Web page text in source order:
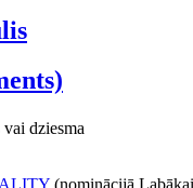
dziesma
(nominācijā